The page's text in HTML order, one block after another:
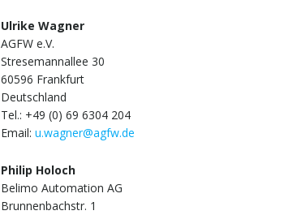
Ulrike Wagner
AGFW e.V.
Stresemannallee 30
60596 Frankfurt
Deutschland
Tel.: +49 (0) 69 6304 204
Email: u.wagner@agfw.de
Philip Holoch
Belimo Automation AG
Brunnenbachstr. 1